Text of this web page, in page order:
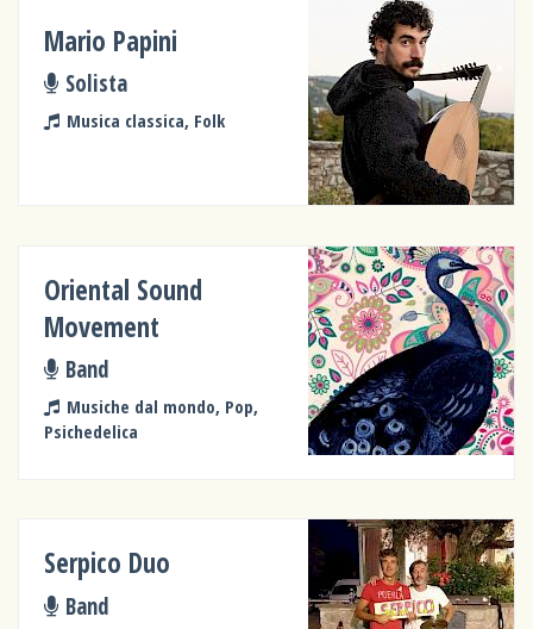
Mario Papini
Solista
Musica classica, Folk
Oriental Sound
Movement
Band
Musiche dal mondo, Pop,
Psichedelica
Serpico Duo
Band